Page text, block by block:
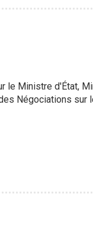
le Ministre d'État,
Négociations sur